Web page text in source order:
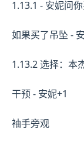
1.13.1 - 安妮问
如果买了吊坠 -
1.13.2 选择：本
干预 - 安妮+1
袖手旁观